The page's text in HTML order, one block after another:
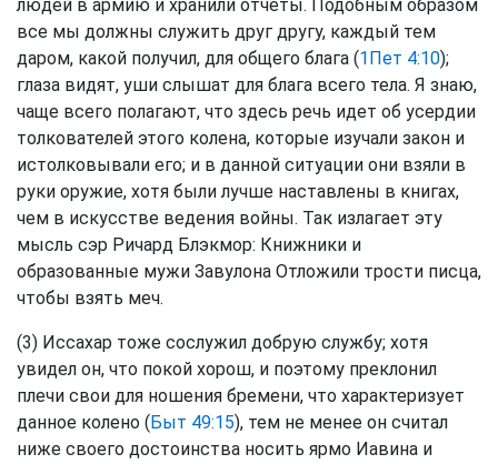
людей в армию и хранили отчеты. Подобным образом
все мы должны служить друг другу, каждый тем
даром, какой получил, для общего блага (1Пет 4:10);
глаза видят, уши слышат для блага всего тела. Я знаю,
чаще всего полагают, что здесь речь идет об усердии
толкователей этого колена, которые изучали закон и
истолковывали его; и в данной ситуации они взяли в
руки оружие, хотя были лучше наставлены в книгах,
чем в искусстве ведения войны. Так излагает эту
мысль сэр Ричард Блэкмор: Книжники и
образованные мужи Завулона Отложили трости писца,
чтобы взять меч.
(3) Иссахар тоже сослужил добрую службу; хотя
увидел он, что покой хорош, и поэтому преклонил
плечи свои для ношения бремени, что характеризует
данное колено (Быт 49:15), тем не менее он считал
ниже своего достоинства носить ярмо Иавина и